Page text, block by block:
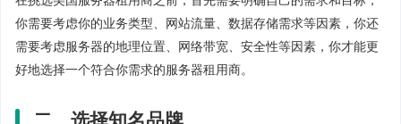
你需要考虑你的业务类型、网站流量、数据存储需求等因素，你还
需要考虑服务器的地理位置、网络带宽、安全性等因素，你才能更
好地选择一个符合你需求的服务器租用商。